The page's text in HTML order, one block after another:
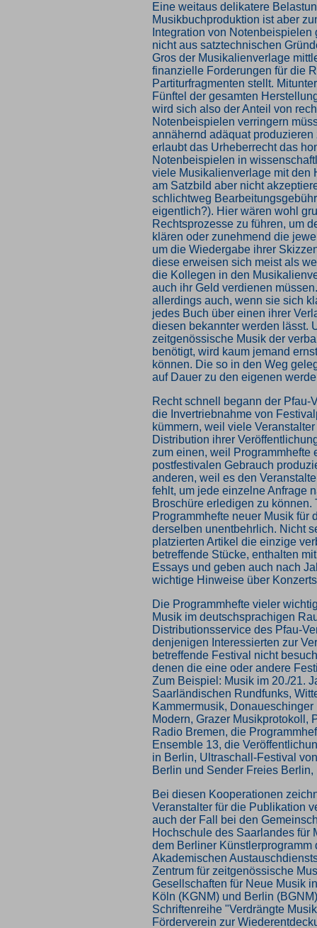
Eine weitaus delikatere
Musikbuchproduktion ist aber
Integration von
nicht aus satztechnischen
Gros der Musikalienverlage
finanzielle Forderungen für die
Partiturfragmenten stellt.
Fünftel der gesamten
wird sich also der Anteil von
Notenbeispielen verringern
annähernd adäquat produzieren
erlaubt das Urheberrecht das
Notenbeispielen in
viele Musikalienverlage mit den
am Satzbild aber nicht
schlichtweg
eigentlich?). Hier wären wohl
Rechtsprozesse zu führen, um
klären oder zunehmend die
um die Wiedergabe ihrer
diese erweisen sich meist als
die Kollegen in den
auch ihr Geld verdienen
allerdings auch, wenn sie sich
jedes Buch über einen ihrer
diesen bekannter werden lässt.
zeitgenössische Musik der
benötigt, wird kaum jemand
können. Die so in den Weg
auf Dauer zu den eigenen
Recht schnell begann der Pfau-
die Invertriebnahme von
kümmern, weil viele
Distribution ihrer
zum einen, weil Programmhefte
postfestivalen Gebrauch
anderen, weil es den
fehlt, um jede einzelne Anfrage
Broschüre erledigen zu können.
Programmhefte neuer Musik für
derselben unentbehrlich. Nicht
platzierten Artikel die einzige
betreffende Stücke, enthalten
Essays und geben auch nach
wichtige Hinweise über
Die Programmhefte vieler
Musik im deutschsprachigen
Distributionsservice des Pfau-
denjenigen Interessierten zur
betreffende Festival nicht
denen die eine oder andere
Zum Beispiel: Musik im 20./21.
Saarländischen Rundfunks,
Kammermusik,
Modern, Grazer Musikprotokoll,
Radio Bremen, die
Ensemble 13, die
in Berlin, Ultraschall-Festival
Berlin und Sender Freies
Bei diesen Kooperationen
Veranstalter für die Publikation
auch der Fall bei den
Hochschule des Saarlandes für
dem Berliner Künstlerprogramm
Akademischen
Zentrum für zeitgenössische
Gesellschaften für Neue Musik
Köln (KGNM) und Berlin
Schriftenreihe "Verdrängte
Förderverein zur